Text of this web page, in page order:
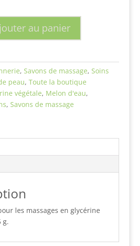
au panier
, Savons de massage, Soins
peau, Toute la boutique
végétale, Melon d'eau,
, Savons de massage
les massages en glycérine
g.